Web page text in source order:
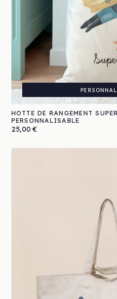
HOTTE DE RANGEMENT
PERSONNALISABLE
Prix
25,00 €